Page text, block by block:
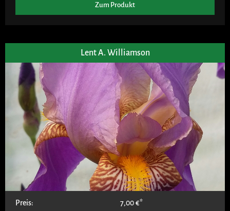
Zum Produkt
Lent A. Williamson
Preis: 7,00€